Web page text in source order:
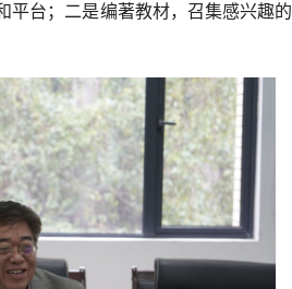
平台；二是编著教材，召集感兴趣的